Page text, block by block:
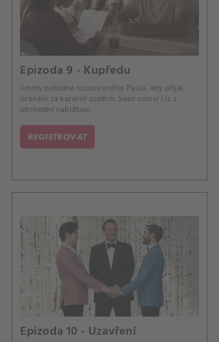
Epizoda 9 - Kupředu
Jimmy pobídne rozpolceného Paula, aby přijal
ocenění za kariérní úspěch. Sean osloví Liz s
obchodní nabídkou.
REGISTROVAT
Epizoda 10 - Uzavření